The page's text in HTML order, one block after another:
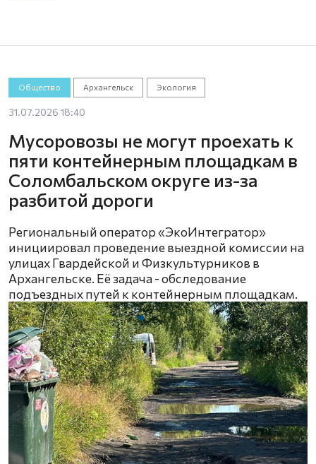
Общество Архангельск Экология
31.07.2026 18:40
Мусоровозы не могут проехать к
пяти контейнерным площадкам в
Соломбальском округе из-за
разбитой дороги
Региональный оператор «ЭкоИнтегратор»
инициировал проведение выездной комиссии на
улицах Гвардейской и Физкультурников в
Архангельске. Её задача - обследование
подъездных путей к контейнерным площадкам.